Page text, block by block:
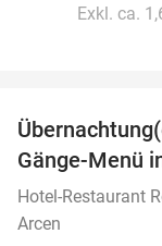
Exkl. ca.
Gänge-Menü
Hotel-Restaurant
Arcen